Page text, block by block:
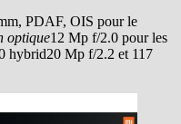
PDAF, OIS pour le
optique12 Mp f/2.0 pour les
hybrid20 Mp f/2.2 et 117